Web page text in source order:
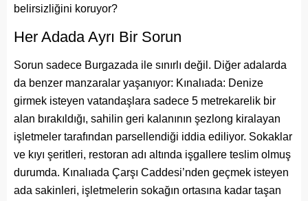
belirsizliğini koruyor?
Her Adada Ayrı Bir Sorun
Sorun sadece Burgazada ile sınırlı değil. Diğer adalarda
da benzer manzaralar yaşanıyor: Kınalıada: Denize
girmek isteyen vatandaşlara sadece 5 metrekarelik bir
alan bırakıldığı, sahilin geri kalanının şezlong kiralayan
işletmeler tarafından parsellendiği iddia ediliyor. Sokaklar
ve kıyı şeritleri, restoran adı altında işgallere teslim olmuş
durumda. Kınalıada Çarşı Caddesi’nden geçmek isteyen
ada sakinleri, işletmelerin sokağın ortasına kadar taşan